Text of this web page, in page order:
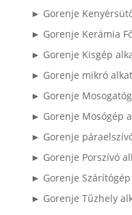
► Gorenje
► Gorenje Kerámia
► Gorenje Kisgép
► Gorenje mikró
► Gorenje
► Gorenje Mosógép
► Gorenje
► Gorenje Porszívó
► Gorenje
► Gorenje Tűzhely